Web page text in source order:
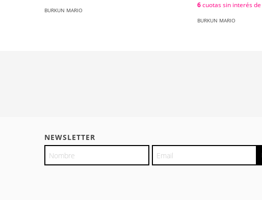
BURKUN MARIO
6cuotas sin interés de
BURKUN MARIO
NEWSLETTER